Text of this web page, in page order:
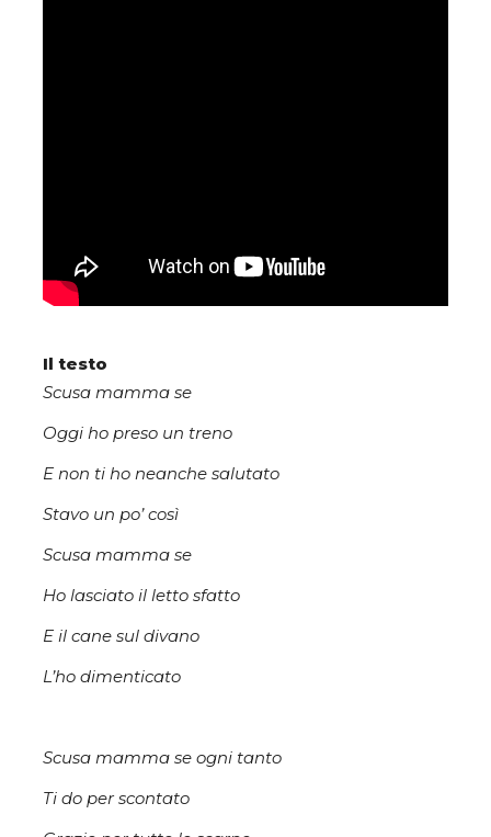
Il testo
Scusa mamma se
Oggi ho preso un treno
E non ti ho neanche salutato
Stavo un po’ così
Scusa mamma se
Ho lasciato il letto sfatto
E il cane sul divano
L’ho dimenticato
Scusa mamma se ogni tanto
Ti do per scontato